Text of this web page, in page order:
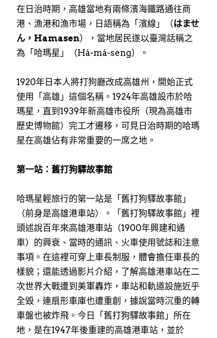
在日治時期，高雄當地有兩條濱海鐵路通往商
港、漁港和漁市場，日語稱為「濱線」（はませ
ん，Hamasen），當地居民遂以臺灣話稱之
為「哈瑪星」（Há-má-seng）。
1920年日本人將打狗廳改成高雄州，開始正式
使用「高雄」這個名稱。1924年高雄設市於哈
瑪星，直到1939年新高雄市役所（現為高雄市
歷史博物館）完工才遷移，可見日治時期的哈瑪
星在高雄佔有非常重要的一席之地。
第一站：舊打狗驛故事館
哈瑪星輕旅行的第一站是「舊打狗驛故事館」
（前身是高雄港車站）。「舊打狗驛故事館」裡
頭述說百年來高雄港車站（1900年興建和通
車）的興衰、當時的通訊、火車使用號誌和注意
事項。在這裡可穿上車長制服，體會擔任車長的
樣貌；還能透過影片介紹，了解高雄港車站在二
次世界大戰遭到美軍轟炸，車站和軌道設施近乎
全毀，連扇形車庫也遭重創，據說當時沉重的轉
車盤也被炸飛。今日「舊打狗驛故事館」所在
地，是在1947年後重建的高雄港車站，並於